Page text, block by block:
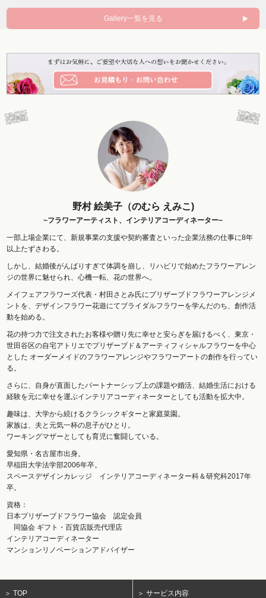
Gallery一覧を見る
野村 絵美子（のむら えみこ)
~フラワーアーティスト、インテリアコーディネーター~
一部上場企業にて、新規事業の支援や契約審査といった企業法務の仕事に8年
以上たずさわる。
しかし、結婚後がんばりすぎて体調を崩し、リハビリで始めたフラワーアレン
ジの世界に魅せられ、心機一転、花の世界へ。
メイフェアフラワーズ代表・村田さとみ氏にプリザーブドフラワーアレンジメ
ントを、デザインフラワー花遊にてブライダルフラワーを学んだのち、創作活
動を始める。
花の持つ力で注文されたお客様や贈り先に幸せと安らぎを届けるべく、東京・
世田谷区の自宅アトリエでプリザーブド＆アーティフィシャルフラワーを中心
とした オーダーメイドのフラワーアレンジやフラワーアートの創作を行ってい
る。
さらに、自身が直面したパートナーシップ上の課題や婚活、結婚生活における
経験を元に幸せを運ぶインテリアコーディネーターとしても活動を拡大中。
趣味は、大学から続けるクラシックギターと家庭菜園。
家族は、夫と元気一杯の息子がひとり。
ワーキングマザーとしても育児に奮闘している。
愛知県・名古屋市出身。
早稲田大学法学部2006年卒。
スペースデザインカレッジ インテリアコーディネーター科＆研究科2017年
卒。
資格：
日本プリザーブドフラワー協会 認定会員
同協会 ギフト・百貨店販売代理店
インテリアコーディネーター
マンションリノベーションアドバイザー
＞ TOP ＞ サービス内容